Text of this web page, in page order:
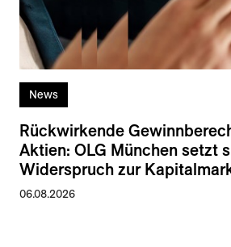
News
Rückwirkende
Aktien: OLG München setzt
Widerspruch zur
06.08.2026